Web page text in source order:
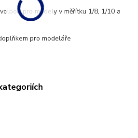
pro modely v měřítku 1/8, 1/10 a
pro modeláře